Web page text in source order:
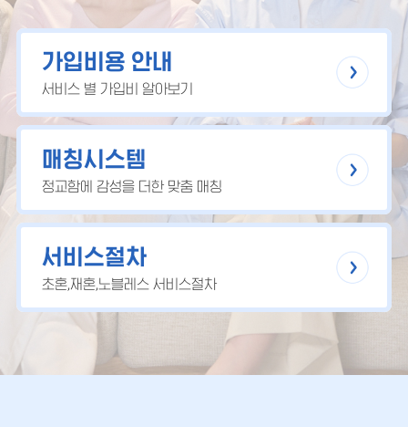
가입비용 안내
서비스 별 가입비 알아보기
매칭시스템
정교함에 감성을 더한 맞춤 매칭
서비스절차
초혼,재혼,노블레스 서비스절차